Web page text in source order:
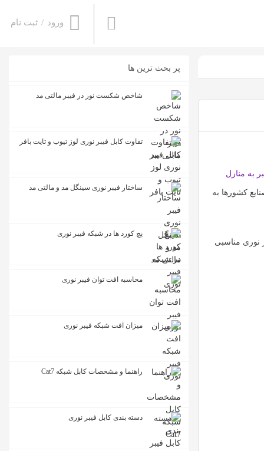
ورود / ثبت نام
به منازل
کشورها به
نوری مناسبی
پر بحث ترین ها
شاخص شکست نور در فیبر مالتی مد
تفاوت کابل فیبر نوری لوز تیوب و تایت بافر
ساختار فیبر نوری سینگل مد و مالتی مد
پچ کورد ها در شبکه فیبر نوری
محاسبه افت توان فیبر نوری
میزان افت شبکه فیبر نوری
راهنما و مشخصات کابل شبکه Cat7
دسته بندی کابل فیبر نوری